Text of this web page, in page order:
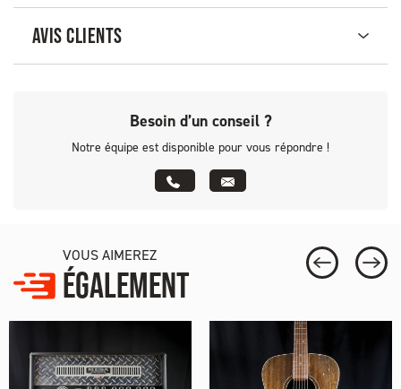
AVIS CLIENTS
Besoin d’un conseil ?
Notre équipe est disponible pour vous répondre !
VOUS AIMEREZ
ÉGALEMENT